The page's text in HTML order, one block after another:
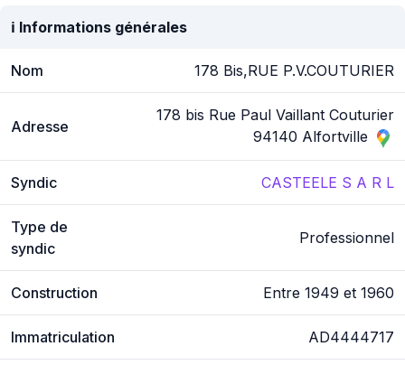
ℹ️ Informations générales
Nom 178 Bis,RUE P.V.COUTURIER
Adresse
178 bis Rue Paul Vaillant Couturier
94140 Alfortville
Syndic CASTEELE S A R L
Type de
syndic
Professionnel
Construction Entre 1949 et 1960
Immatriculation AD4444717